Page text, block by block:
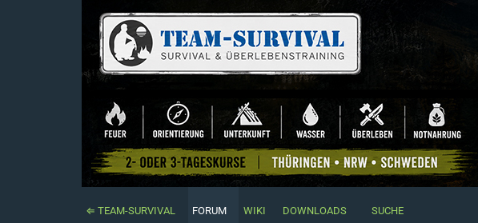
⇐ TEAM-SURVIVAL FORUM WIKI DOWNLOADS SUCHE